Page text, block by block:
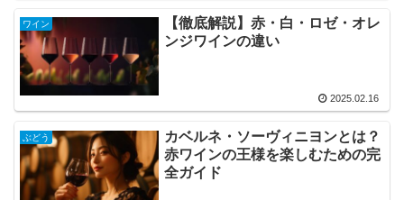
ワイン
【徹底解説】赤・白・ロゼ・オレ
ンジワインの違い
2025.02.16
ぶどう
カベルネ・ソーヴィニヨンとは？
赤ワインの王様を楽しむための完
全ガイド